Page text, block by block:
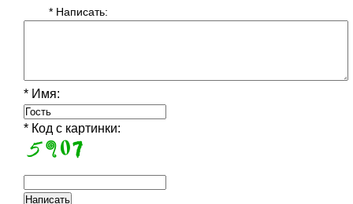
* Написать:
* Имя:
* Код с картинки: